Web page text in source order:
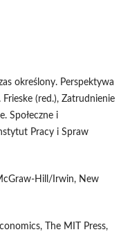
określony. Perspektywa
(red.), Zatrudnienie
Społeczne i
Pracy i Spraw
Hill/Irwin, New
The MIT Press,